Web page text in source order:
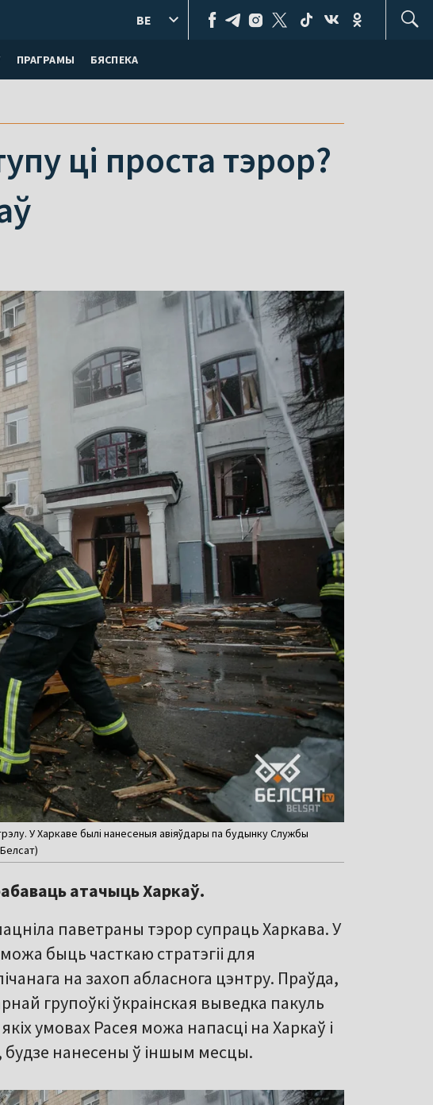
ПРАГРАМЫ БЯСПЕКА
BE
ці проста тэрор?
У Харкаве былі нанесеныя авіяўдары па будынку Службы
атачыць Харкаў.
паветраны тэрор супраць Харкава. У
быць часткаю стратэгіі для
на захоп абласнога цэнтру. Праўда,
групоўкі ўкраінская выведка пакуль
умовах Расея можа напасці на Харкаў і
будзе нанесены ў іншым месцы.